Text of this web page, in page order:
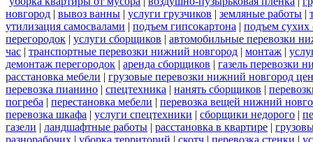
новгород | вывоз ванны | услуги грузчиков | земляные работы |
утилизация самосвалами | подъем гипсокартона | подъем сухих
перегородок | услуги сборщиков | автомобильные перевозки
час | транспортные перевозки нижний новгород | монтаж |
демонтаж перегородок | аренда сборщиков | газель перевозки
расстановка мебели | грузовые перевозки нижний новгород
перевозка пианино | спецтехника | нанять сборщиков |
погреба | перестановка мебели | перевозка вещей нижний
перевозка шкафа | услуги спецтехники | сборщики недорого |
газели | ландшафтные работы | расстановка в квартире |
разнорабочих | уборка территорий | скотч | перевозка стенки |